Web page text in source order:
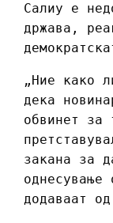
Салиу е
држава,
„Ние како
дека
обвинет за
закана за
однесување
додаваат